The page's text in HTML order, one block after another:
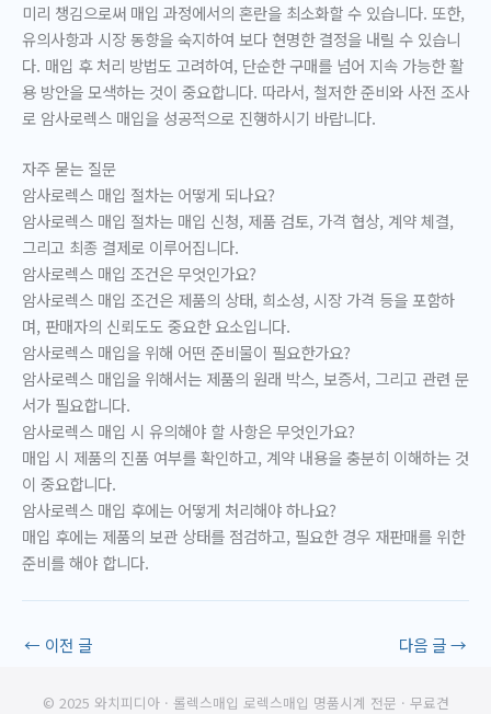
미리 챙김으로써 매입 과정에서의 혼란을 최소화할 수 있습니다. 또한,
유의사항과 시장 동향을 숙지하여 보다 현명한 결정을 내릴 수 있습니
다. 매입 후 처리 방법도 고려하여, 단순한 구매를 넘어 지속 가능한 활
용 방안을 모색하는 것이 중요합니다. 따라서, 철저한 준비와 사전 조사
로 암사로렉스 매입을 성공적으로 진행하시기 바랍니다.
자주 묻는 질문
암사로렉스 매입 절차는 어떻게 되나요?
암사로렉스 매입 절차는 매입 신청, 제품 검토, 가격 협상, 계약 체결,
그리고 최종 결제로 이루어집니다.
암사로렉스 매입 조건은 무엇인가요?
암사로렉스 매입 조건은 제품의 상태, 희소성, 시장 가격 등을 포함하
며, 판매자의 신뢰도도 중요한 요소입니다.
암사로렉스 매입을 위해 어떤 준비물이 필요한가요?
암사로렉스 매입을 위해서는 제품의 원래 박스, 보증서, 그리고 관련 문
서가 필요합니다.
암사로렉스 매입 시 유의해야 할 사항은 무엇인가요?
매입 시 제품의 진품 여부를 확인하고, 계약 내용을 충분히 이해하는 것
이 중요합니다.
암사로렉스 매입 후에는 어떻게 처리해야 하나요?
매입 후에는 제품의 보관 상태를 점검하고, 필요한 경우 재판매를 위한
준비를 해야 합니다.
← 이전 글 다음 글→
© 2025 와치피디아 · 롤렉스매입 로렉스매입 명품시계 전문 · 무료견